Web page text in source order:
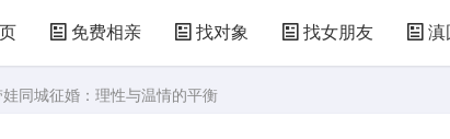
免费相亲 找对象 找女朋友 滇
同城征婚：理性与温情的平衡